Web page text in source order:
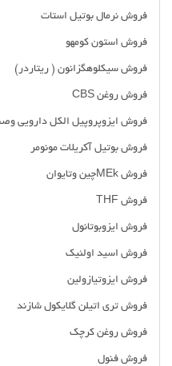
فروش نرمال بوتیل استات
فروش استون کومهو
فروش سیکلوهگزانون ( ریتاردر)
فروش روغن CBS
فروش ایزوپروپیل الکل دارویی
فروش بوتیل آکریلات مونومر
فروش MEkچین وتایوان
فروش THF
فروش ایزوبوتانول
فروش اسید اولئیک
فروش ایزوتیازولین
فروش تری اتیلن گلایکول شازند
فروش روغن کرچک
فروش فنول